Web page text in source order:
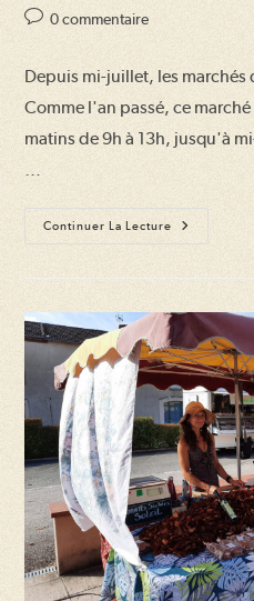
de
Commentaires
publication :
0 commentaire
Depuis mi-juillet, les marchés
Comme l'an passé, ce
matins de 9h à 13h, jusqu'à
…
Continuer La Lecture
Ouverture
Du
D’été
Tillac